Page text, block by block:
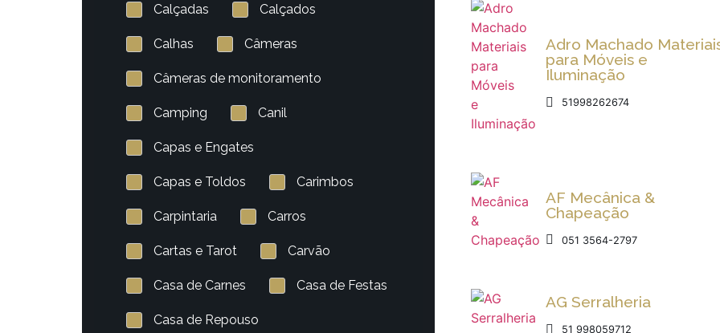
Calçadas Calçados
Calhas Câmeras
Câmeras de monitoramento
Camping Canil
Capas e Engates
Capas e Toldos Carimbos
Carpintaria Carros
Cartas e Tarot Carvão
Casa de Carnes Casa de Festas
Casa de Repouso
Adro Machado
para Móveis e
Iluminação
51998262674
AF Mecânica &
Chapeação
051 3564-2797
AG Serralheria
51 998059712